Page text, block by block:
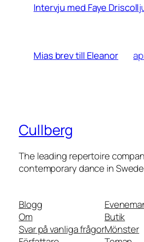
Intervju med Faye Driscoll
Mias brev till Eleanor
Cullberg
The leading repertoire
contemporary dance in
Blogg
Om
Svar på vanliga frågor
Butik
Mönster